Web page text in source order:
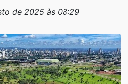
de 2025 às 08:29